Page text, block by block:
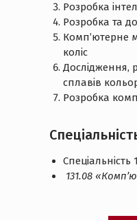
Розробка
Розробка та
Комп’ютерне
коліс
Дослідження,
сплавів
Розробка
131.08